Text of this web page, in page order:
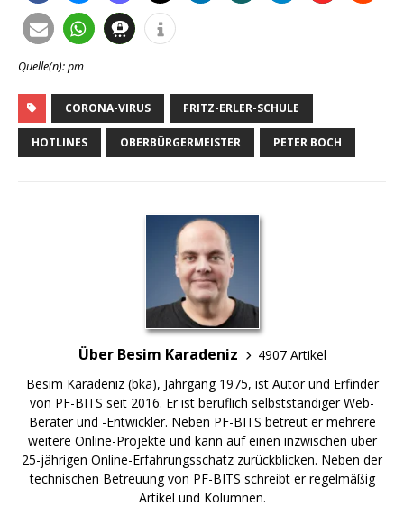
Quelle(n): pm
CORONA-VIRUS FRITZ-ERLER-SCHULE
HOTLINES OBERBÜRGERMEISTER PETER BOCH
Über Besim Karadeniz
4907 Artikel
Besim Karadeniz (bka), Jahrgang 1975, ist Autor und Erfinder
von PF-BITS seit 2016. Er ist beruflich selbstständiger Web-
Berater und -Entwickler. Neben PF-BITS betreut er mehrere
weitere Online-Projekte und kann auf einen inzwischen über
25-jährigen Online-Erfahrungsschatz zurückblicken. Neben der
technischen Betreuung von PF-BITS schreibt er regelmäßig
Artikel und Kolumnen.